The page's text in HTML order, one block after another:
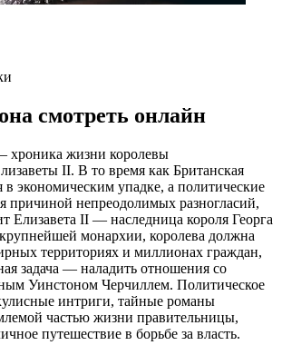
смотреть онлайн
хроника жизни королевы
II. В то время как Британская
в экономическим упадке, а политические
причиной непреодолимых разногласий,
Елизавета II — наследница короля Георга
монархии, королева должна
территориях и миллионах граждан,
задача — наладить отношения со
Уинстоном Черчиллем. Политическое
интриги, тайные романы
частью жизни правительницы,
путешествие в борьбе за власть.